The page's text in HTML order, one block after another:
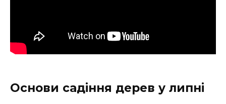
Основи садіння дерев у липні